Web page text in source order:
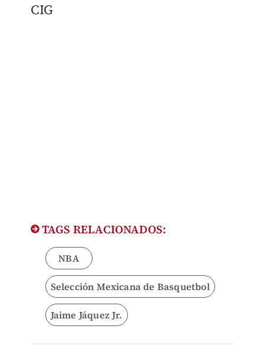
CIG
TAGS RELACIONADOS:
NBA
Selección Mexicana de Basquetbol
Jaime Jáquez Jr.